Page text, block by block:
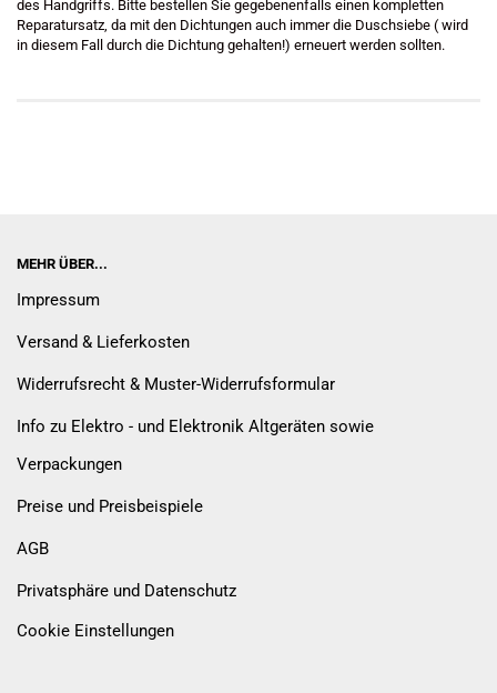
des Handgriffs. Bitte bestellen Sie gegebenenfalls einen kompletten
Reparatursatz, da mit den Dichtungen auch immer die Duschsiebe ( wird
in diesem Fall durch die Dichtung gehalten!) erneuert werden sollten.
MEHR ÜBER...
Impressum
Versand & Lieferkosten
Widerrufsrecht & Muster-Widerrufsformular
Info zu Elektro - und Elektronik Altgeräten sowie
Verpackungen
Preise und Preisbeispiele
AGB
Privatsphäre und Datenschutz
Cookie Einstellungen